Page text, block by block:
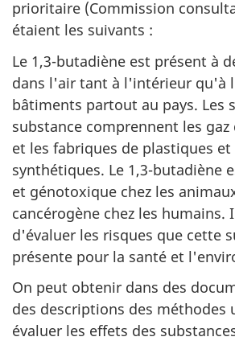
prioritaire (Commission
étaient les suivants :
Le 1,3-butadiène est présent à
dans l'air tant à l'intérieur qu'à
bâtiments partout au pays. Les
substance comprennent les
et les fabriques de plastiques
synthétiques. Le 1,3-butadiène
et génotoxique chez les
cancérogène chez les
d'évaluer les risques que cette
présente pour la santé et
On peut obtenir dans des
des descriptions des méthodes
évaluer les effets des